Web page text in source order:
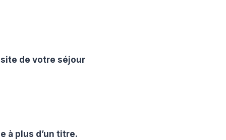
de votre séjour
à plus d’un titre.